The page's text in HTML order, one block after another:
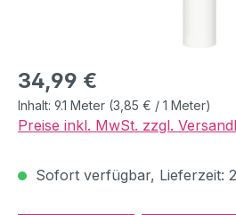
Regulärer Preis:
34,99 €
Inhalt: 9.1 Meter (3,85 € / 1 Meter)
Preise inkl. MwSt. zzgl.
Sofort verfügbar, Lieferzeit: